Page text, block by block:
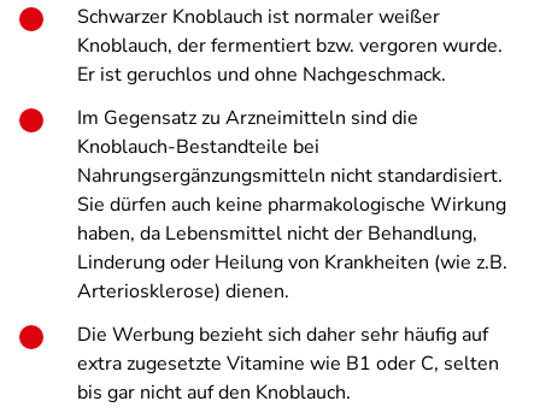
Schwarzer Knoblauch ist normaler weißer
Knoblauch, der fermentiert bzw. vergoren wurde.
Er ist geruchlos und ohne Nachgeschmack.
Im Gegensatz zu Arzneimitteln sind die
Knoblauch-Bestandteile bei
Nahrungsergänzungsmitteln nicht standardisiert.
Sie dürfen auch keine pharmakologische Wirkung
haben, da Lebensmittel nicht der Behandlung,
Linderung oder Heilung von Krankheiten (wie z.B.
Arteriosklerose) dienen.
Die Werbung bezieht sich daher sehr häufig auf
extra zugesetzte Vitamine wie B1 oder C, selten
bis gar nicht auf den Knoblauch.